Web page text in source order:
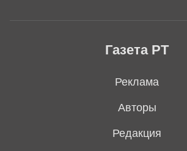
Газета РТ
Реклама
Авторы
Редакция